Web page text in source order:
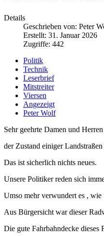
Details
Geschrieben von: Peter
Erstellt: 31. Januar 2026
Zugriffe: 442
Politik
Technik
Leserbrief
Mitstreiter
Viersen
Angezeigt
Peter Wolf
Sehr geehrte Damen und Herren
der Zustand einiger
Das ist sicherlich nichts neues.
Unsere Politiker reden sich
Umso mehr verwundert es ,
Aus Bürgersicht war dieser
Die gute Fahrbahndecke dieses